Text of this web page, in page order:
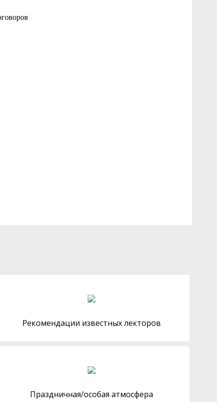
Рекомендации известных лекторов
Праздничная/особая атмосфера